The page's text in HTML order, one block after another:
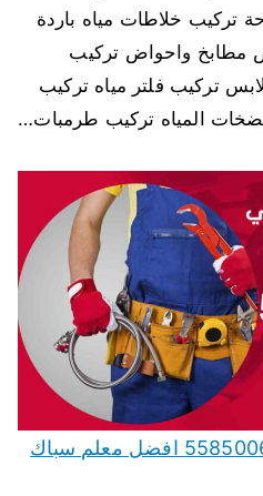
تركيب خلاطات مياه باردة
مطابخ واحواض تركيب
تركيب فلتر مياه تركيب
المياه تركيب طرمبات…
فني صحي ابو الحصاني 55850065 افضل معلم سباك